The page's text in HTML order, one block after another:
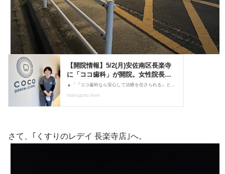
さて、｢くすりのレデイ 長楽寺店｣へ。